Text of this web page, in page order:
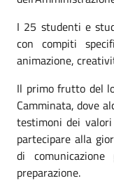
I 25 studenti e
con compiti
animazione,
Il primo frutto del
Camminata, dove
testimoni dei
partecipare alla
di
preparazione.